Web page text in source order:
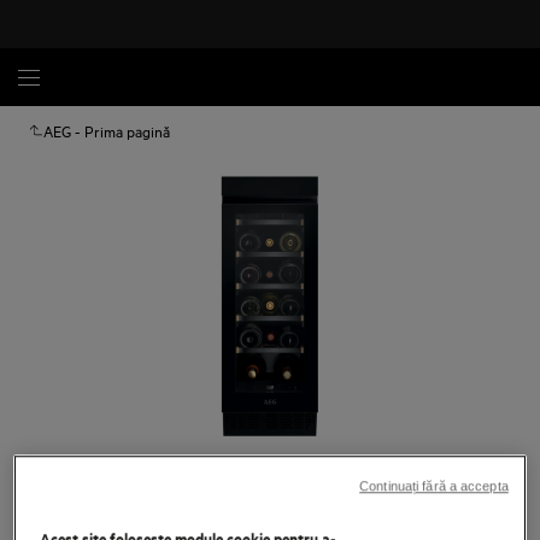
AEG - Prima pagină
Continuați fără a accepta